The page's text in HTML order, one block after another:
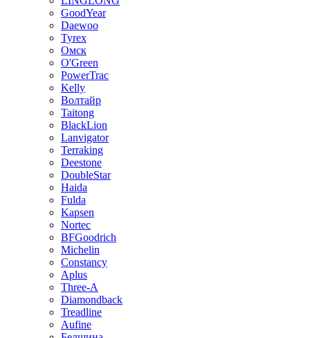
GoodYear
Daewoo
Tyrex
Омск
O'Green
PowerTrac
Kelly
Волтайр
Taitong
BlackLion
Lanvigator
Terraking
Deestone
DoubleStar
Haida
Fulda
Kapsen
Nortec
BFGoodrich
Michelin
Constancy
Aplus
Three-A
Diamondback
Treadline
Aufine